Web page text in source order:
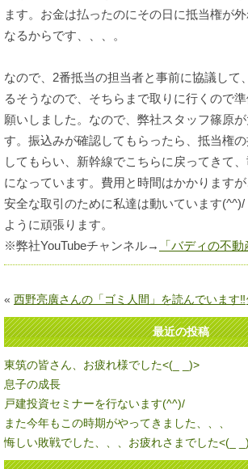
ます。お金は払ったのにその日に抵当権が
なるからです、、、。
なので、2番抵当の担当者と事前に協議して
るそうなので、そちらまで取りに行くので
願いしました。なので、弊社スタッフ篠原
す。振込みが確認してもらったら、抵当権
してもらい、新幹線でこちらに戻ってきて
になっています。費用と時間はかかります
安全な取引のために私達は動いています
ように頑張ります。
※弊社YouTubeチャンネル→
「バディの不動
« 西野亮廣さんの「ゴミ人間」を読んでいます‼
最近の投稿
東筑の皆さん、お疲れ様でした<(_ _)>
息子の成長
戸建投資セミナーを行ないます(^^)/
また今年もこの時期がやってきました、、、
悔しい敗戦でした、、、お疲れさまでした<(_